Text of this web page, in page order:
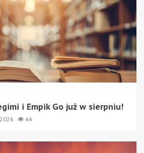
i Empik Go już w sierpniu!
44